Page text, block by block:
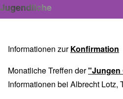
Jugendliche
Informationen zurKonfirmation
Monatliche Treffen der"Jungen
Informationen bei Albrecht Lotz,